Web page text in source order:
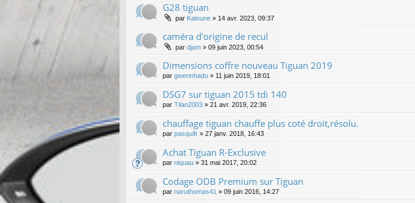
G28 tiguan
par Kaloune » 14 avr. 2023, 09:37
caméra d'origine de recul
par djam » 09 juin 2023, 00:54
Dimensions coffre nouveau Tiguan 2019
par gwennhadu » 11 juin 2019, 18:01
DSG7 sur tiguan 2015 tdi 140
par Tilan2003 » 21 avr. 2019, 22:36
chauffage tiguan chauffe plus coté droit,résolu.
par pasquifr » 27 janv. 2018, 16:43
Achat Tiguan R-Exclusive
par niquau » 31 mai 2017, 20:02
Codage ODB Premium sur Tiguan
par naruthomas41 » 09 juin 2016, 14:27